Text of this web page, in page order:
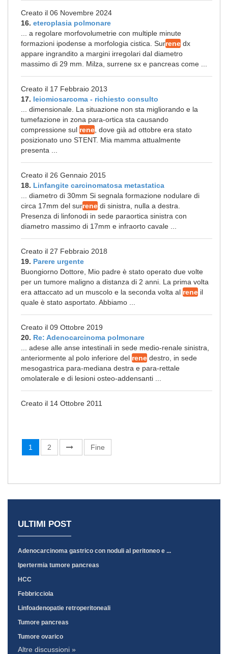
Creato il 06 Novembre 2024
16. eteroplasia polmonare
... a regolare morfovolumetrie con multiple minute
formazioni ipodense a morfologia cistica. Surrene dx
appare ingrandito a margini irregolari dal diametro
massimo di 29 mm. Milza, surrene sx e pancreas come ...
Creato il 17 Febbraio 2013
17. leiomiosarcoma - richiesto consulto
... dimensionale. La situazione non sta migliorando e la
tumefazione in zona para-ortica sta causando
compressione sul rene , dove già ad ottobre era stato
posizionato uno STENT. Mia mamma attualmente
presenta ...
Creato il 26 Gennaio 2015
18. Linfangite carcinomatosa metastatica
... diametro di 30mm Si segnala formazione nodulare di
circa 17mm del surrene di sinistra, nulla a destra.
Presenza di linfonodi in sede paraortica sinistra con
diametro massimo di 17mm e infraorto cavale ...
Creato il 27 Febbraio 2018
19. Parere urgente
Buongiorno Dottore, Mio padre è stato operato due volte
per un tumore maligno a distanza di 2 anni. La prima volta
era attaccato ad un muscolo e la seconda volta al rene il
quale è stato asportato. Abbiamo ...
Creato il 09 Ottobre 2019
20. Re: Adenocarcinoma polmonare
... adese alle anse intestinali in sede medio-renale sinistra,
anteriormente al polo inferiore del rene destro, in sede
mesogastrica para-mediana destra e para-rettale
omolaterale e di lesioni osteo-addensanti ...
Creato il 14 Ottobre 2011
1 2 Fine
ULTIMI POST
Adenocarcinoma gastrico con noduli al peritoneo e ...
Ipertermia tumore pancreas
HCC
Febbricciola
Linfoadenopatie retroperitoneali
Tumore pancreas
Tumore ovarico
Altre discussioni »